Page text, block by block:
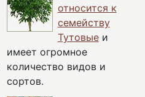
относится к
семейству
Тутовыеи
имеет огромное
количество видов и
сортов.